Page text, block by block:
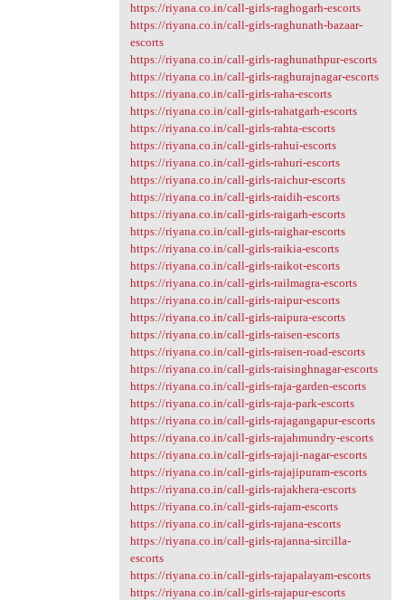
https://riyana.co.in/call-girls-raghogarh-escorts
https://riyana.co.in/call-girls-raghunath-bazaar-
escorts
https://riyana.co.in/call-girls-raghunathpur-escorts
https://riyana.co.in/call-girls-raghurajnagar-escorts
https://riyana.co.in/call-girls-raha-escorts
https://riyana.co.in/call-girls-rahatgarh-escorts
https://riyana.co.in/call-girls-rahta-escorts
https://riyana.co.in/call-girls-rahui-escorts
https://riyana.co.in/call-girls-rahuri-escorts
https://riyana.co.in/call-girls-raichur-escorts
https://riyana.co.in/call-girls-raidih-escorts
https://riyana.co.in/call-girls-raigarh-escorts
https://riyana.co.in/call-girls-raighar-escorts
https://riyana.co.in/call-girls-raikia-escorts
https://riyana.co.in/call-girls-raikot-escorts
https://riyana.co.in/call-girls-railmagra-escorts
https://riyana.co.in/call-girls-raipur-escorts
https://riyana.co.in/call-girls-raipura-escorts
https://riyana.co.in/call-girls-raisen-escorts
https://riyana.co.in/call-girls-raisen-road-escorts
https://riyana.co.in/call-girls-raisinghnagar-escorts
https://riyana.co.in/call-girls-raja-garden-escorts
https://riyana.co.in/call-girls-raja-park-escorts
https://riyana.co.in/call-girls-rajagangapur-escorts
https://riyana.co.in/call-girls-rajahmundry-escorts
https://riyana.co.in/call-girls-rajaji-nagar-escorts
https://riyana.co.in/call-girls-rajajipuram-escorts
https://riyana.co.in/call-girls-rajakhera-escorts
https://riyana.co.in/call-girls-rajam-escorts
https://riyana.co.in/call-girls-rajana-escorts
https://riyana.co.in/call-girls-rajanna-sircilla-
escorts
https://riyana.co.in/call-girls-rajapalayam-escorts
https://riyana.co.in/call-girls-rajapur-escorts